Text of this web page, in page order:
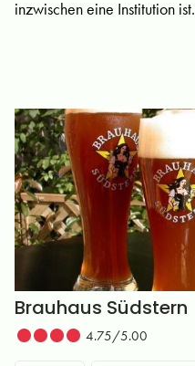
inzwischen eine Institution ist.
Brauhaus Südstern
4.75/5.00